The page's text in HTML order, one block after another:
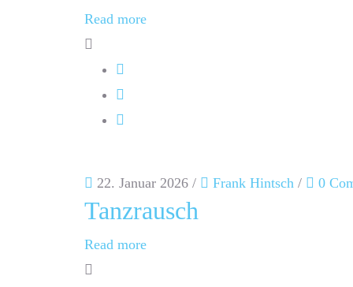
Read more
22. Januar 2026 / Frank Hintsch / 0
Tanzrausch
Read more